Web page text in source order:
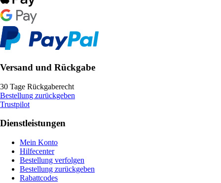
Versand und Rückgabe
30 Tage Rückgaberecht
Bestellung zurückgeben
Trustpilot
Dienstleistungen
Mein Konto
Hilfecenter
Bestellung verfolgen
Bestellung zurückgeben
Rabattcodes